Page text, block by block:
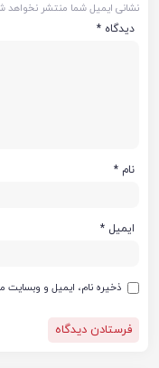
نشانی ایمیل شما منتشر نخواهد
دیدگاه *
نام *
ایمیل *
ذخیره نام، ایمیل و وبسایت